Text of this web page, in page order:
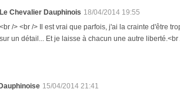
Le Chevalier Dauphinois 18/04/2014 19:55
<br /> <br /> Il est vrai que parfois, j'ai la crainte d'être
sur un détail... Et je laisse à chacun une autre liberté.<br
15/04/2014 21:41